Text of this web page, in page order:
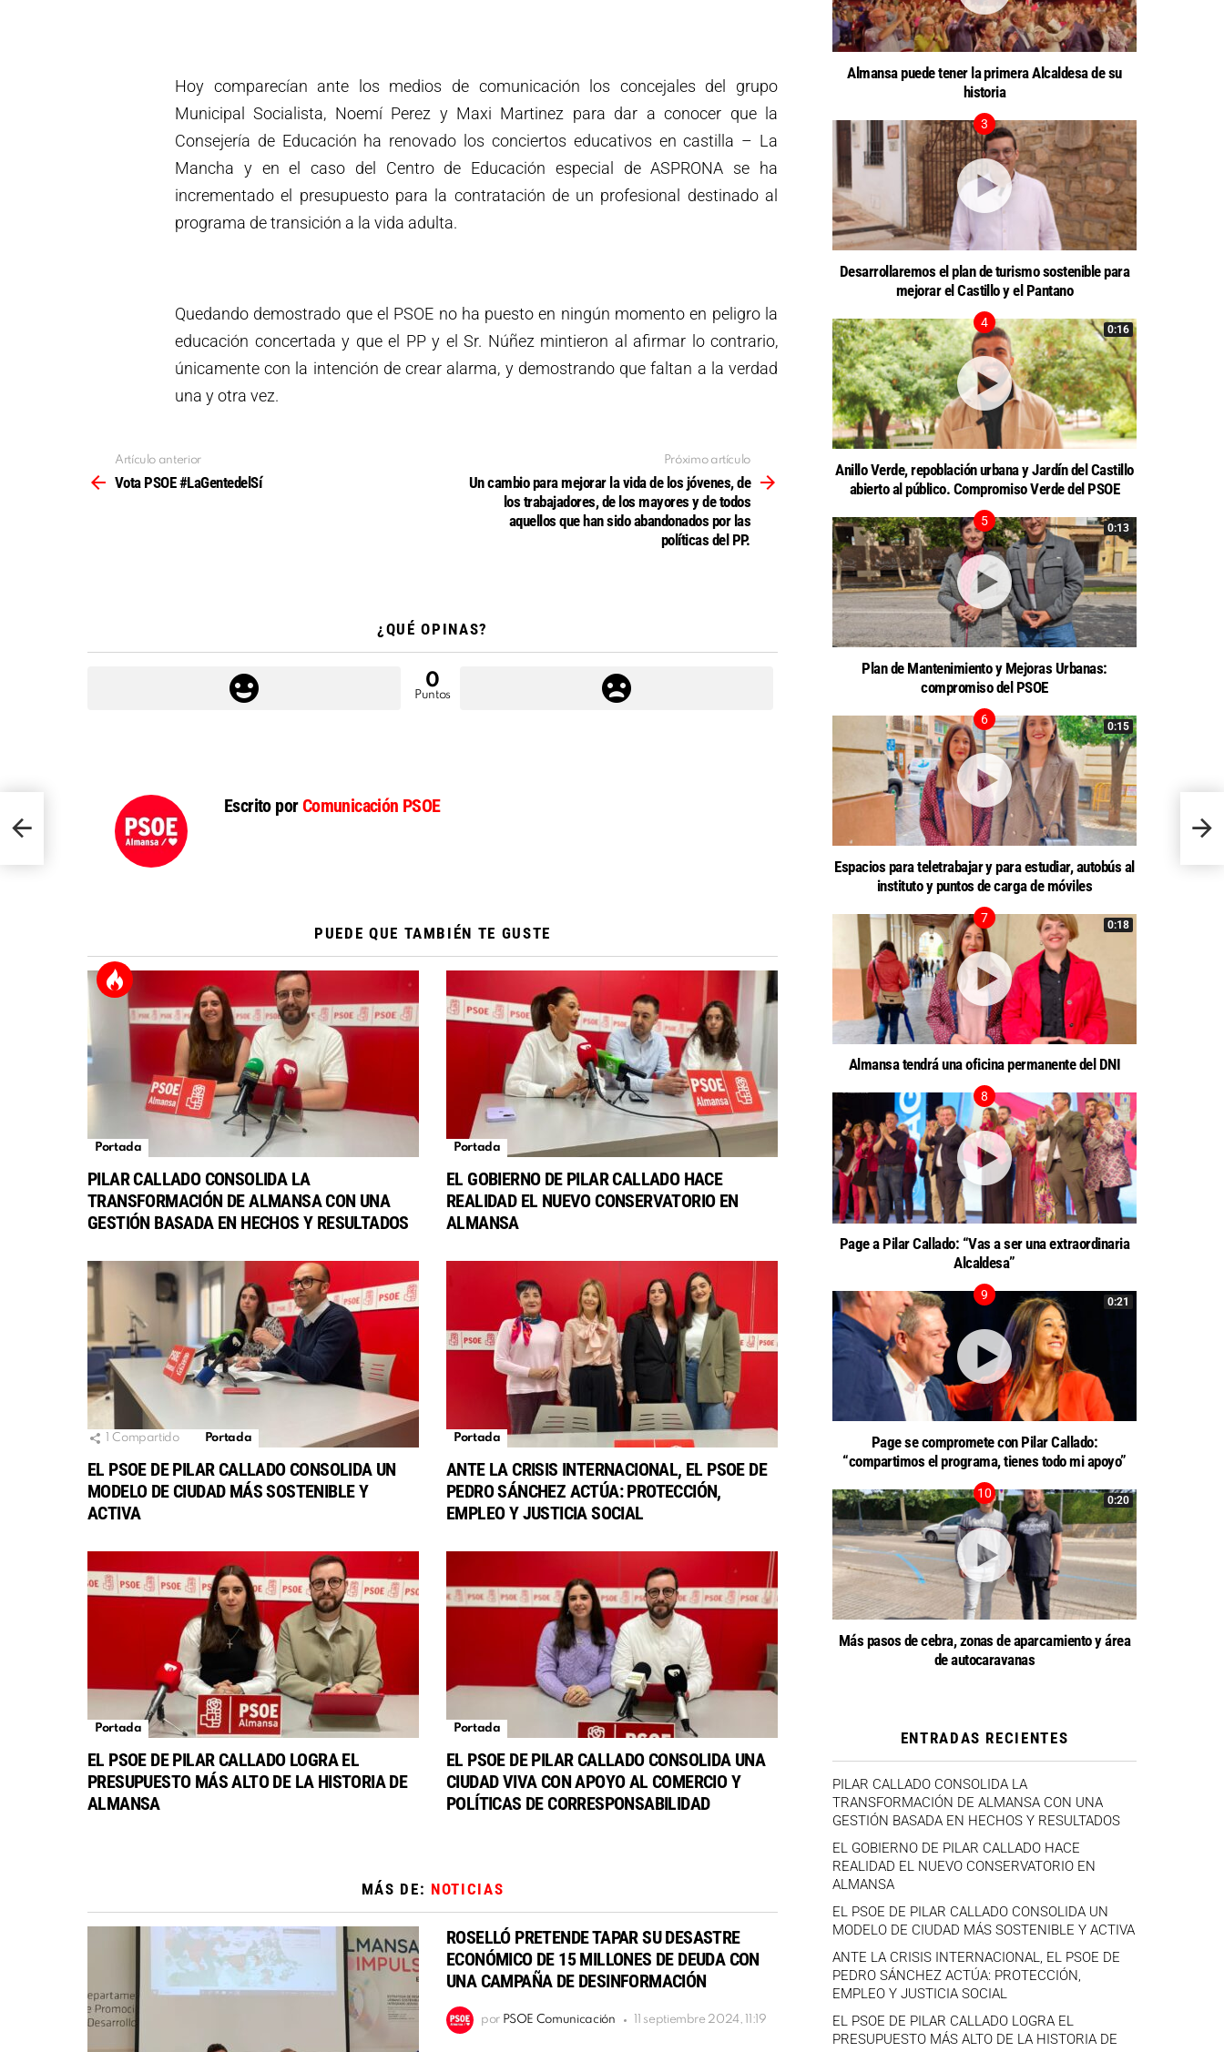
Hoy comparecían ante los medios de comunicación los concejales del grupo
Municipal Socialista, Noemí Perez y Maxi Martinez para dar a conocer que la
Consejería de Educación ha renovado los conciertos educativos en castilla – La
Mancha y en el caso del Centro de Educación especial de ASPRONA se ha
incrementado el presupuesto para la contratación de un profesional destinado al
programa de transición a la vida adulta.
Quedando demostrado que el PSOE no ha puesto en ningún momento en peligro la
educación concertada y que el PP y el Sr. Núñez mintieron al afirmar lo contrario,
únicamente con la intención de crear alarma, y demostrando que faltan a la verdad
una y otra vez.
más
Artículo anterior
Vota PSOE #LaGentedelSí
Próximo artículo
Un cambio para mejorar la vida de los jóvenes, de
los trabajadores, de los mayores y de todos
aquellos que han sido abandonados por las
políticas del PP.
¿QUÉ OPINAS?
0
Puntos
Escrito porComunicación PSOE
PUEDE QUE TAMBIÉN TE GUSTE
Portada
PILAR CALLADO CONSOLIDA LA
TRANSFORMACIÓN DE ALMANSA CON UNA
GESTIÓN BASADA EN HECHOS Y RESULTADOS
Portada
EL GOBIERNO DE PILAR CALLADO HACE
REALIDAD EL NUEVO CONSERVATORIO EN
ALMANSA
Compartido Portada
EL PSOE DE PILAR CALLADO CONSOLIDA UN
MODELO DE CIUDAD MÁS SOSTENIBLE Y
ACTIVA
Portada
ANTE LA CRISIS INTERNACIONAL, EL PSOE DE
PEDRO SÁNCHEZ ACTÚA: PROTECCIÓN,
EMPLEO Y JUSTICIA SOCIAL
Portada
EL PSOE DE PILAR CALLADO LOGRA EL
PRESUPUESTO MÁS ALTO DE LA HISTORIA DE
ALMANSA
Portada
EL PSOE DE PILAR CALLADO CONSOLIDA UNA
CIUDAD VIVA CON APOYO AL COMERCIO Y
POLÍTICAS DE CORRESPONSABILIDAD
MÁS DE: NOTICIAS
ROSELLÓ PRETENDE TAPAR SU DESASTRE
ECONÓMICO DE 15 MILLONES DE DEUDA CON
UNA CAMPAÑA DE DESINFORMACIÓN
por PSOE Comunicación 11 septiembre 2024, 11:19
han
Almansa puede tener la primera Alcaldesa de su
historia
Desarrollaremos el plan de turismo sostenible para
mejorar el Castillo y el Pantano
0:16
Anillo Verde, repoblación urbana y Jardín del Castillo
abierto al público. Compromiso Verde del PSOE
0:13
Plan de Mantenimiento y Mejoras Urbanas:
compromiso del PSOE
0:15
Espacios para teletrabajar y para estudiar, autobús al
instituto y puntos de carga de móviles
0:18
Almansa tendrá una oficina permanente del DNI
Page a Pilar Callado: “Vas a ser una extraordinaria
Alcaldesa”
0:21
Page se compromete con Pilar Callado:
“compartimos el programa, tienes todo mi apoyo”
0:20
Más pasos de cebra, zonas de aparcamiento y área
de autocaravanas
ENTRADAS RECIENTES
PILAR CALLADO CONSOLIDA LA
TRANSFORMACIÓN DE ALMANSA CON UNA
GESTIÓN BASADA EN HECHOS Y RESULTADOS
EL GOBIERNO DE PILAR CALLADO HACE
REALIDAD EL NUEVO CONSERVATORIO EN
ALMANSA
EL PSOE DE PILAR CALLADO CONSOLIDA UN
MODELO DE CIUDAD MÁS SOSTENIBLE Y ACTIVA
ANTE LA CRISIS INTERNACIONAL, EL PSOE DE
PEDRO SÁNCHEZ ACTÚA: PROTECCIÓN,
EMPLEO Y JUSTICIA SOCIAL
EL PSOE DE PILAR CALLADO LOGRA EL
PRESUPUESTO MÁS ALTO DE LA HISTORIA DE